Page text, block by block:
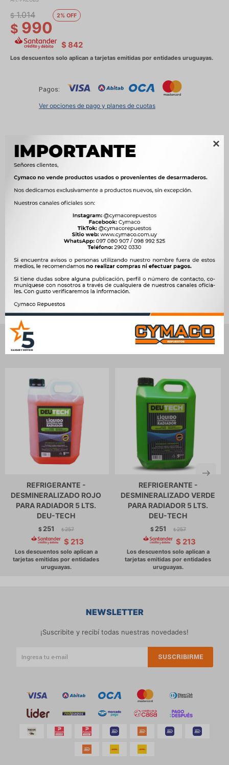

$ 990
$ 1.014 2
$ 842
Pagos:
Ver opciones de pago y planes de cuotas
Métodos y costos de envío
Productos que te pueden interesar
REFRIGERANTE -
DESMINERALIZADO ROJO
PARA RADIADOR 5 LTS.
DEU-TECH
$ 251 $ 257
$ 213
REFRIGERANTE -
DESMINERALIZADO VERDE
PARA RADIADOR 5 LTS.
DEU-TECH
$ 251 $ 257
$ 213
NEWSLETTER
¡Suscribite y recibí todas nuestras novedades!
SUSCRIBIRME